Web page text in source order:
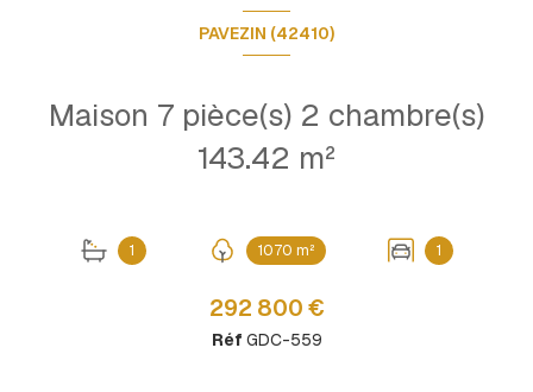
PAVEZIN (42410)
Maison 7 pièce(s) 2 chambre(s)
143.42 m²
1 1070 m² 1
292 800 €
Réf GDC-559